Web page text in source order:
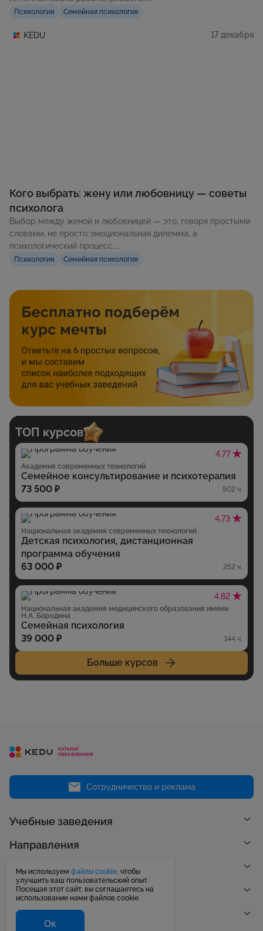
Психология Семейная психология
KEDU 17 декабря
Кого выбрать: жену или любовницу — советы
психолога
Выбор между женой и любовницей — это, говоря простыми
словами, не просто эмоциональная дилемма, а
психологический процесс,...
Психология Семейная психология
ТОП курсов
4.77
Академия современных технологий
Семейное консультирование и психотерапия
73 500 ₽
502 ч.
4.73
Национальная академия современных технологий
Детская психология, дистанционная
программа обучения
63 000 ₽
252 ч.
4.82
Национальная академия медицинского образования имени
Н.А. Бородина
Семейная психология
39 000 ₽
144 ч.
Больше курсов
Сотрудничество и реклама
Учебные заведения
Направления
Рейтинги
Публикации
Центр поддержки
Мы используем файлы cookie, чтобы
улучшить ваш пользовательский опыт.
Посещая этот сайт, вы соглашаетесь на
использование нами файлов cookie
Ок